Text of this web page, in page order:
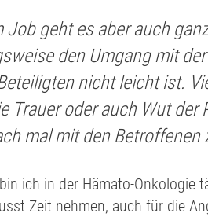
Job geht es aber auch
den Umgang mit
nicht leicht ist.
Trauer oder auch Wut
mal mit den Betroffenen
ich in der Hämato-Onkologie
Zeit nehmen, auch für die